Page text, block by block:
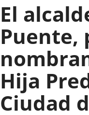
El
Puente,
Hija
Ciudad